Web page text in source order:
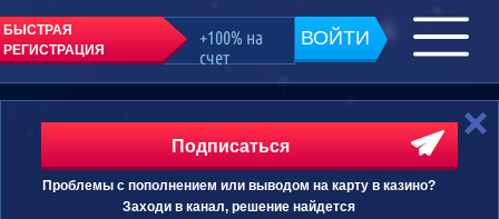
БЫСТРАЯ
РЕГИСТРАЦИЯ
+100% на
счет
ВОЙТИ
Подписаться
Проблемы с пополнением или выводом на карту в казино?
Заходи в канал, решение найдется